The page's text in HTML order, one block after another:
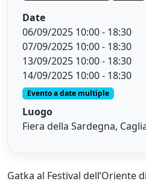
Date
06/09/2025 10:00 - 18:30
07/09/2025 10:00 - 18:30
13/09/2025 10:00 - 18:30
14/09/2025 10:00 - 18:30
Evento a date multiple
Luogo
Fiera della Sardegna,
Gatka al Festival dell’Oriente